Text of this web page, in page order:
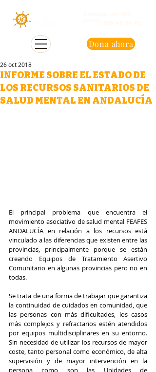
Dona ahora
INFORME SOBRE EL ESTADO DE
LOS RECURSOS SANITARIOS DE
SALUD MENTAL EN ANDALUCÍA
26 oct 2018
El principal problema que encuentra el
movimiento asociativo de salud mental FEAFES
ANDALUCÍA en relación a los recursos está
vinculado a las diferencias que existen entre las
provincias, principalmente porque se están
creando Equipos de Tratamiento Asertivo
Comunitario en algunas provincias pero no en
todas.
Se trata de una forma de trabajar que garantiza
la continuidad de cuidados en comunidad, que
las personas con más dificultades, los casos
más complejos y refractarios estén atendidos
por equipos multidisciplinares en su entorno.
Sin necesidad de utilizar los recursos de mayor
coste, tanto personal como económico, de alta
supervisión y de mayor intervención en la
persona como son las Unidades de